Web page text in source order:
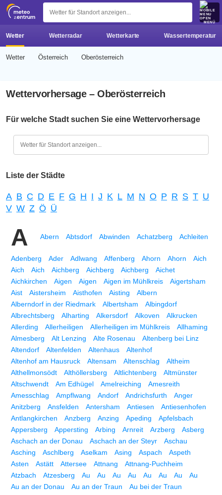
z
MENÜ
Wetter Wetterradar Wetterkarte Wassertemperatur
Wetter Österreich Oberösterreich
Wettervorhersage – Oberösterreich
Für welche Stadt suchen Sie eine Wettervorhersage
Liste der Städte
A B C D E F G H I J K L M N O P R S T U
V W Z Ö Ü
A Abern Abtsdorf Abwinden Achatzberg Achleiten
Adenberg Ader Adlwang Affenberg Ahorn Ahorn
Aich
Aich
Aich Aichberg Aichberg Aichberg
Aichet
Aichkirchen
Aigen Aigen Aigen im Mühlkreis
Aigertsham
Aist
Aistersheim Aisthofen Aisting
Albern
Alberndorf in der Riedmark
Albertsham
Albingdorf
Albrechtsberg
Alharting Alkersdorf Alkoven
Alkrucken
Allerding
Allerheiligen Allerheiligen im Mühlkreis
Allhaming
Almesberg
Alt Lenzing Alte Rosenau
Altenberg bei Linz
Altendorf
Altenfelden Altenhaus
Altenhof
Altenhof am Hausruck
Altensam Altenschlag
Altheim
Althellmonsödt
Althöllersberg Altlichtenberg
Altmünster
Altschwendt
Am Edhügel Amelreiching
Amesreith
Amesschlag
Ampflwang Andorf Andrichsfurth
Anger
Anitzberg
Ansfelden Antersham Antiesen
Antiesenhofen
Antlangkirchen
Anzberg Anzing Apeding
Apfelsbach
Appersberg
Appersting Arbing Arnreit Arzberg
Asberg
Aschach an der Donau
Aschach an der Steyr
Aschau
Asching
Aschlberg Aselkam Asing Aspach
Aspeth
Asten
Astätt Attersee Attnang
Attnang-Puchheim
Atzbach
Atzesberg Au Au Au Au Au Au Au
Au
Au an der Donau
Au an der Traun
Au bei der Traun